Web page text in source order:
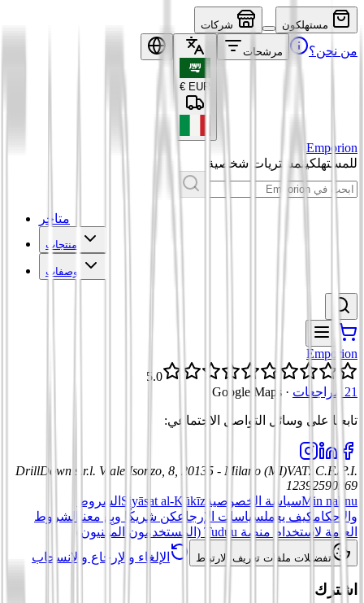
مستهلكون شركات
من نحن؟ مرشحات
EUR
€
Emporion
للمستهلكينمشتريات شخصية
متاجر
منتجات
وصفات
Emporion
5.0
21 مراجعات
·
Google Maps
تابعنا على وسائل التواصل الاجتماعي:
DrillDown s.r.l. Viale Isonzo, 8, 20135 - Milano (MI)VAT: C.F./P.I.
12392590969
Min nahnuسياسة الخصوصية Siyāsat al-Kūkīz الشروط
والأحكامكيف يعملسياسات الإرجاعكن شريكًا وبِع معنا
الشروط
العامة لاستخدام منصة Tuduu (المستخدمون المهنيون)
تفضيلات ملفات تعريف الارتباط الإلغاء والإرجاع والانسحاب
اشترك